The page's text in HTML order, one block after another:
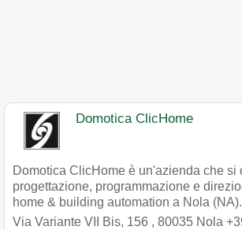
Domotica ClicHome
Domotica ClicHome è un'azienda che si
progettazione, programmazione e
home & building automation a Nola (NA).
Via Variante VII Bis, 156 , 80035 Nola